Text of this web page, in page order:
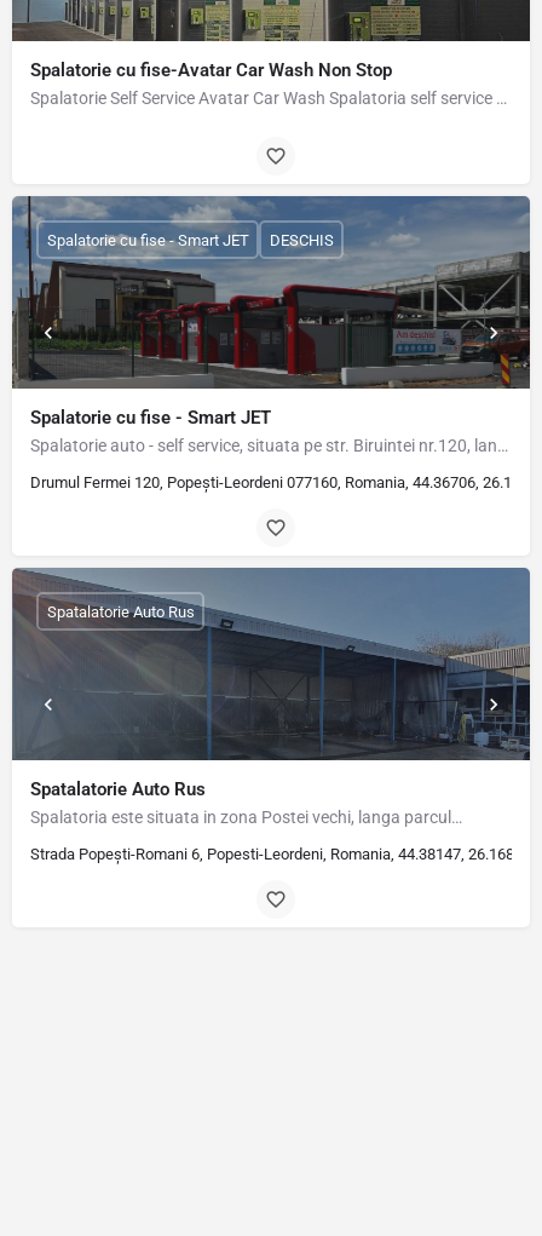
Spalatorie cu fise-Avatar Car Wash Non Stop
Spalatorie Self Service Avatar Car Wash Spalatoria self service Avatar este deschisa 24/24h, potate fi…
Spalatorie cu fise - Smart JET
Spalatorie auto - self service, situata pe str. Biruintei nr.120, langa noua parcare de la parcul copilului…
Drumul Fermei 120, Popești-Leordeni 077160, Romania, 44.36706,
Spalatorie cu fise - Smart JET DESCHIS
Spatalatorie Auto Rus
Spalatoria este situata in zona Postei vechi, langa parcul…
Strada Popeşti-Romani 6, Popesti-Leordeni, Romania, 44.38147, 26.16821
Spatalatorie Auto Rus